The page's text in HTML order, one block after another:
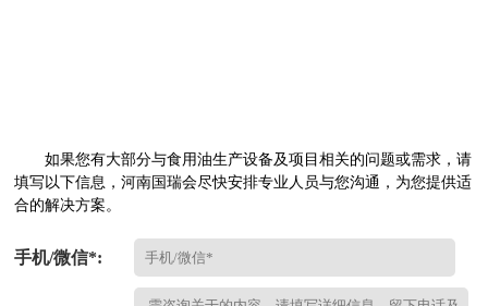
如果您有大部分与食用油生产设备及项目相关的问题或需求，请
填写以下信息，河南国瑞会尽快安排专业人员与您沟通，为您提供适
合的解决方案。
手机/微信*: